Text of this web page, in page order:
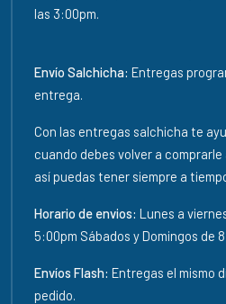
las 3:00pm.
Envío Salchicha: Entregas
entrega.
Con las entregas salchicha te
cuando debes volver a
así puedas tener siempre a
Horario de envios: Lunes a
5:00pm Sábados y Domingos de
Envíos Flash: Entregas el mismo
pedido.